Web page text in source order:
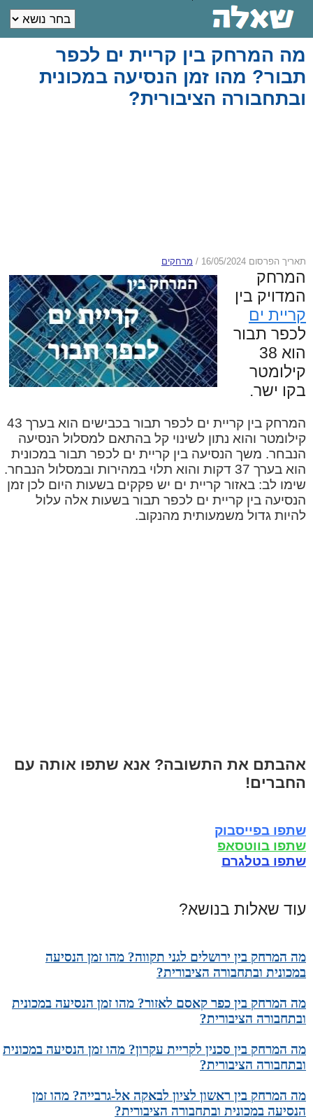
מה המרחק בין קריית ים לכפר
תבור? מהו זמן הנסיעה במכונית
ובתחבורה הציבורית?
תאריך הפרסום 16/05/2024 / מרחקים
המרחק
המדויק בין
קריית ים
לכפר תבור
הוא 38
קילומטר
בקו ישר.
המרחק בין קריית ים לכפר תבור בכבישים הוא בערך 43
קילומטר והוא נתון לשינוי קל בהתאם למסלול הנסיעה
הנבחר. משך הנסיעה בין קריית ים לכפר תבור במכונית
הוא בערך 37 דקות והוא תלוי במהירות ובמסלול הנבחר.
שימו לב: באזור קריית ים יש פקקים בשעות היום לכן זמן
הנסיעה בין קריית ים לכפר תבור בשעות אלה עלול
להיות גדול משמעותית מהנקוב.
אהבתם את התשובה? אנא שתפו אותה עם
החברים!
שתפו בפייסבוק
שתפו בווטסאפ
שתפו בטלגרם
עוד שאלות בנושא?
מה המרחק בין ירושלים לגני תקווה? מהו זמן הנסיעה
במכונית ובתחבורה הציבורית?
מה המרחק בין כפר קאסם לאזור? מהו זמן הנסיעה במכונית
ובתחבורה הציבורית?
מה המרחק בין סכנין לקריית עקרון? מהו זמן הנסיעה במכונית
ובתחבורה הציבורית?
מה המרחק בין ראשון לציון לבאקה אל-גרבייה? מהו זמן
הנסיעה במכונית ובתחבורה הציבורית?